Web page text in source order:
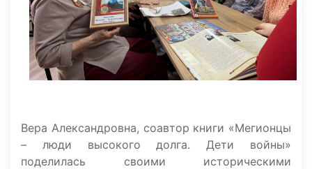
Вера Александровна, соавтор книги «Мегионцы
– люди высокого долга. Дети войны»
поделилась своими историческими